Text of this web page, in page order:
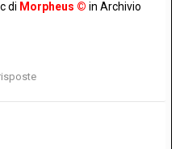
di Morpheus © in Archivio